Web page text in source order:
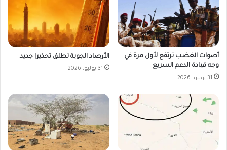
أصوات الغضب ترتفع لأول مرة في
وجه قيادة الدعم السريع
31 يوليو، 2026
الأرصاد الجوية تطلق تحذيرا جديد
31 يوليو، 2026